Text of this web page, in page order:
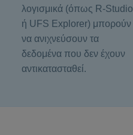
λογισμικά (όπως R-Studio
ή UFS Explorer) μπορούν
να ανιχνεύσουν τα
δεδομένα που δεν έχουν
αντικατασταθεί.